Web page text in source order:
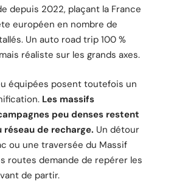
depuis 2022, plaçant la France
européen en nombre de
Un auto road trip 100 %
réaliste sur les grands axes.
équipées posent toutefois un
Les massifs
peu denses restent
de recharge. Un détour
ou une traversée du Massif
routes demande de repérer les
de partir.